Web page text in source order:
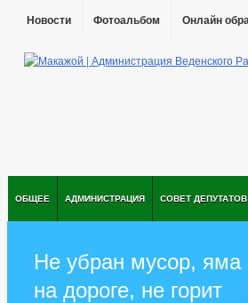
Новости Фотоальбом Онлайн
ОБЩЕЕ АДМИНИСТРАЦИЯ СОВЕТ ДЕПУТАТОВ
Не убран мусор, яма
на дороге, не горит